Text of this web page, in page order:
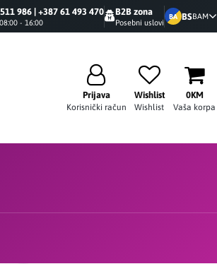
986 | +387 61 493 470
- 16:00
B2B zona
Posebni uslovi
BA BSBAM
Prijava
Korisnički račun
Wishlist
Wishlist
0KM
Vaša korpa